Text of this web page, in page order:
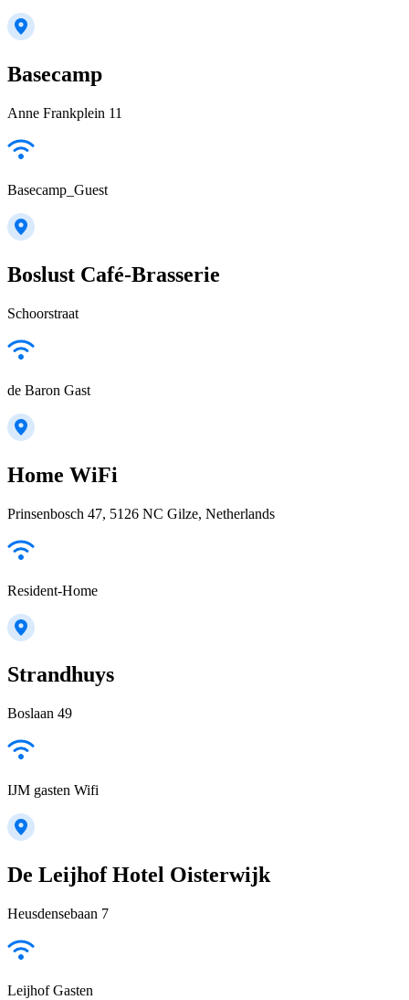
Basecamp
Anne Frankplein 11
Basecamp_Guest
Boslust Café-Brasserie
Schoorstraat
de Baron Gast
Home WiFi
Prinsenbosch 47, 5126 NC Gilze, Netherlands
Resident-Home
Strandhuys
Boslaan 49
IJM gasten Wifi
De Leijhof Hotel Oisterwijk
Heusdensebaan 7
Leijhof Gasten